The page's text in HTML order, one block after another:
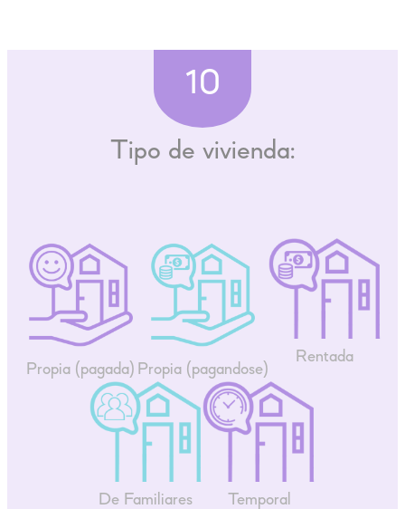
10
Tipo de vivienda:
Propia (pagada) Propia (pagandose)
Rentada
De Familiares Temporal